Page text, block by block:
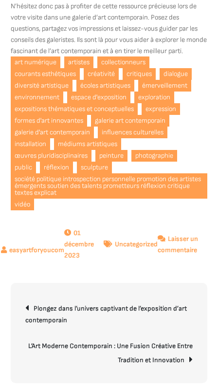
N’hésitez donc pas à profiter de cette ressource précieuse lors de
votre visite dans une galerie d’art contemporain. Posez des
questions, partagez vos impressions et laissez-vous guider par les
conseils des galeristes. Ils sont là pour vous aider à explorer le monde
fascinant de l’art contemporain et à en tirer le meilleur parti.
art numérique
artistes
collectionneurs
courants esthétiques
créativité critiques
dialogue
diversité artistique
écoles artistiques
émerveillement
environnement
espace d'exposition
exploration
expositions thématiques et conceptuelles
expression
formes d'art innovantes
galerie art contemporain
galerie d'art contemporain
influences culturelles
installation
médiums artistiques
œuvres pluridisciplinaires
peinture
photographie
public
réflexion
sculpture
société politique introspection personnelle promotion des artistes
émergents soutien des talents prometteurs réflexion critique
textes explicat
vidéo
01
décembre
2023
Uncategorized
Laisser un
commentairesur
de
l’article
Plongez dans l’univers captivant de l’exposition d’art
contemporain
L’Art Moderne Contemporain : Une Fusion Créative Entre
Tradition et Innovation